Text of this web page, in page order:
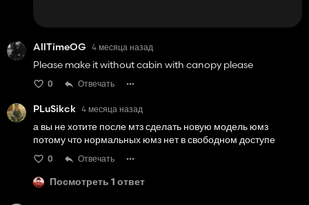
AllTimeOG 4 месяца назад
Please make it without cabin with canopy please
0 Отвечать
PLuSikck 4 месяца назад
а вы не хотите после мтз сделать новую модель юмз
потому что нормальных юмз нет в свободном доступе
0 Отвечать
Посмотреть 1 ответ